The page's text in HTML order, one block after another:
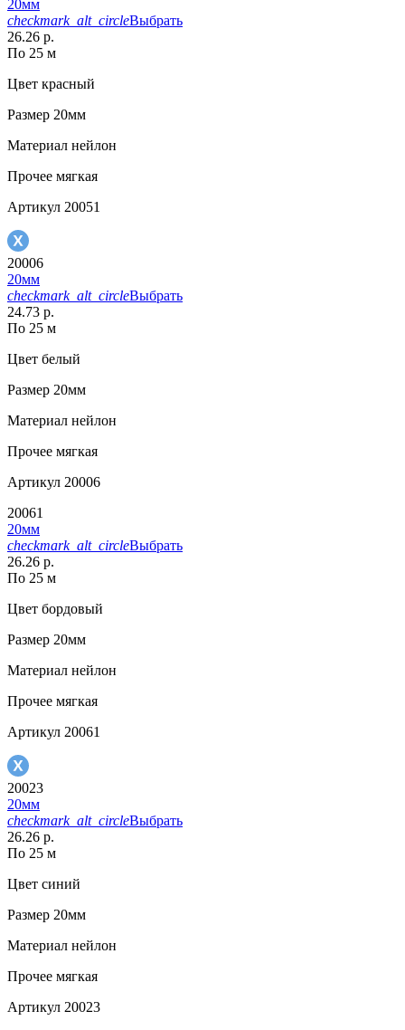
20мм
checkmark_alt_circleВыбрать
26.26 р.
По 25 м
Цвет красный
Размер 20мм
Материал нейлон
Прочее мягкая
Артикул 20051
20006
20мм
checkmark_alt_circleВыбрать
24.73 р.
По 25 м
Цвет белый
Размер 20мм
Материал нейлон
Прочее мягкая
Артикул 20006
20061
20мм
checkmark_alt_circleВыбрать
26.26 р.
По 25 м
Цвет бордовый
Размер 20мм
Материал нейлон
Прочее мягкая
Артикул 20061
20023
20мм
checkmark_alt_circleВыбрать
26.26 р.
По 25 м
Цвет синий
Размер 20мм
Материал нейлон
Прочее мягкая
Артикул 20023